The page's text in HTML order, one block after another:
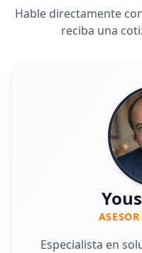
Hable directamente
reciba una
Especialista en